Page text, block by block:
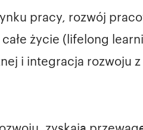
pracy, rozwój
życie (lifelong
i integracja rozwoju